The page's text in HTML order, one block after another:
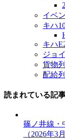
イベ
キハ
キハ
ジョ
貨物
配給
読まれている記
篠ノ井線・
（2026年3月